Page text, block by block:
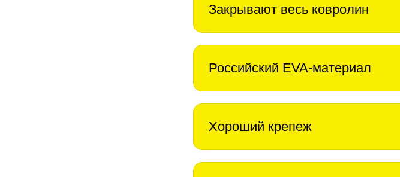
Закрывают весь ковролин
Российский EVA-материал
Хороший крепеж